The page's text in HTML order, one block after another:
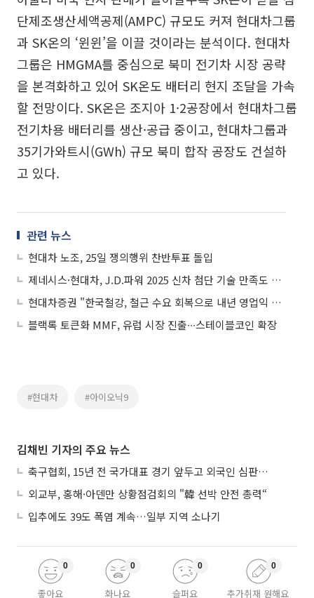
단제조생산세액공제(AMPC) 규모도 커져 현대차그룹
과 SK온의 ‘윈윈’을 이끌 것이라는 분석이다. 현대차
그룹은 HMGMA를 중심으로 북미 전기차 시장 공략
을 본격화하고 있어 SK온도 배터리 현지 조달을 가속
할 전망이다. SK온은 조지아 1·2공장에서 현대차그룹
전기차용 배터리를 생산·공급 중이고, 현대차그룹과
35기가와트시(GWh) 규모 북미 합작 공장도 건설하
고 있다.
관련 뉴스
현대차 노조, 25일 쟁의행위 찬반투표 돌입
제네시스·현대차, J.D.파워 2025 신차 첨단 기술 만족도 조사 1위 석권
현대차증권 "한국철강, 철근 수요 회복으로 내년 영업익 흑자전환 예상"
블랙록 토큰화 MMF, 유럽 시장 진출∙∙∙스테이블코인 확장
#현대차 #아이오닉9
김채빈 기자의 주요 뉴스
축구협회, 15년 전 국가대표 경기 앞두고 외국인 심판에 ‘성접대’
외교부, 홍해·아덴만 상황점검회의 "韓 선박 안전 총력“
입추에도 39도 폭염 계속…일부 지역 소나기
좋아요
0
화나요
0
슬퍼요
0
추가취재 원해요
0